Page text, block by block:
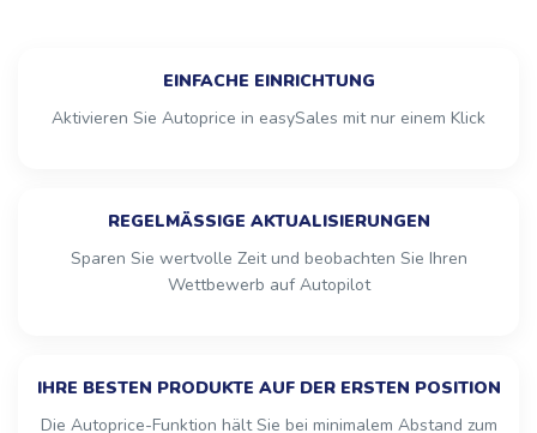
EINFACHE EINRICHTUNG
Aktivieren Sie Autoprice in easySales mit nur einem Klick
REGELMÄSSIGE AKTUALISIERUNGEN
Sparen Sie wertvolle Zeit und beobachten Sie Ihren
Wettbewerb auf Autopilot
IHRE BESTEN PRODUKTE AUF DER ERSTEN POSITION
Die Autoprice-Funktion hält Sie bei minimalem Abstand zum